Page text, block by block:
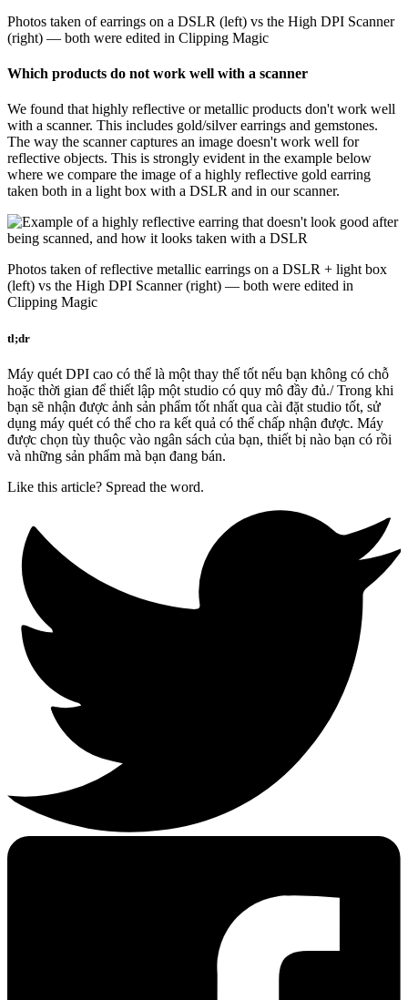
Photos taken of earrings on a DSLR (left) vs the High DPI Scanner
(right) — both were edited in Clipping Magic
Which products do not work well with a scanner
We found that highly reflective or metallic products don't work well
with a scanner. This includes gold/silver earrings and gemstones.
The way the scanner captures an image doesn't work well for
reflective objects. This is strongly evident in the example below
where we compare the image of a highly reflective gold earring
taken both in a light box with a DSLR and in our scanner.
Photos taken of reflective metallic earrings on a DSLR + light box
(left) vs the High DPI Scanner (right) — both were edited in
Clipping Magic
tl;dr
Máy quét DPI cao có thể là một thay thế tốt nếu bạn không có chỗ
hoặc thời gian để thiết lập một studio có quy mô đầy đủ./ Trong khi
bạn sẽ nhận được ảnh sản phẩm tốt nhất qua cài đặt studio tốt, sử
dụng máy quét có thể cho ra kết quả có thể chấp nhận được. Máy
được chọn tùy thuộc vào ngân sách của bạn, thiết bị nào bạn có rồi
và những sản phẩm mà bạn đang bán.
Like this article? Spread the word.